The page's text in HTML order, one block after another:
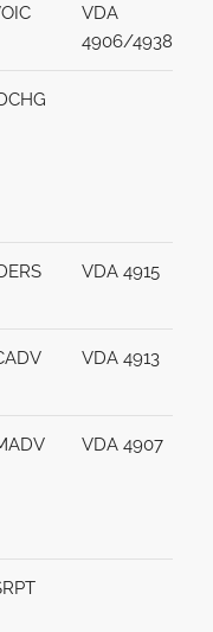
VDA
4906/4938
VDA 4915
VDA 4913
VDA 4907